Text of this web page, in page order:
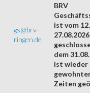
gs@brv-
ringen.de
BRV
ist vom
27.08.2026
dem
ist wieder
Zeiten